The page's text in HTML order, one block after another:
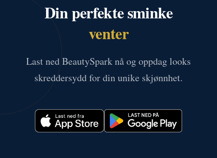
Din perfekte sminke
venter
Last ned BeautySpark nå og oppdag looks
skreddersydd for din unike skjønnhet.